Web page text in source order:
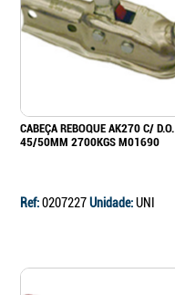
CABEÇA REBOQUE AK270 C/ D.O.
45/50MM 2700KGS M01690
Ref:0207227Unidade:UNI